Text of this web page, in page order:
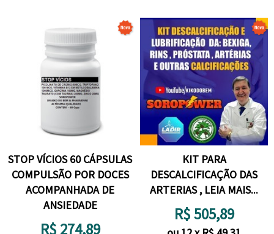
STOP VÍCIOS 60 CÁPSULAS
COMPULSÃO POR DOCES
ACOMPANHADA DE
ANSIEDADE
R$ 274,89
KIT PARA
DESCALCIFICAÇÃO DAS
ARTERIAS , LEIA MAIS...
R$505,89